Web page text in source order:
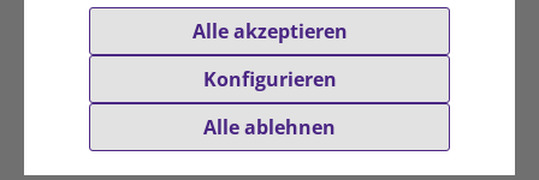
Alle akzeptieren
Konfigurieren
Alle ablehnen